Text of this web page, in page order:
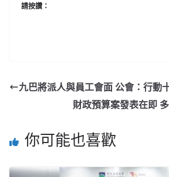
請按讚：
九巴將派人與員工會面 公會：行動
財政預算案發表在即
你可能也喜歡